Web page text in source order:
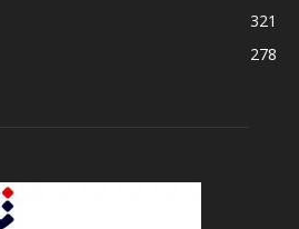
321
278